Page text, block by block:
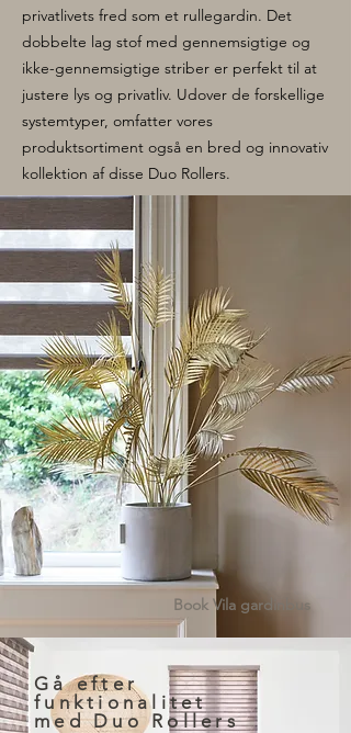
privatlivets fred som et rullegardin. Det
dobbelte lag stof med gennemsigtige og
ikke-gennemsigtige striber er perfekt til at
justere lys og privatliv. Udover de forskellige
systemtyper, omfatter vores
produktsortiment også en bred og innovativ
kollektion af disse Duo Rollers.
Book Vila gardinbus
Gå efter
funktionalitet
med Duo Rollers